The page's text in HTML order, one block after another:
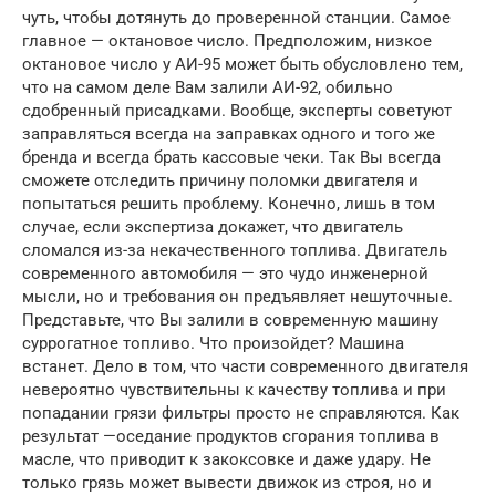
чуть, чтобы дотянуть до проверенной станции. Самое
главное — октановое число. Предположим, низкое
октановое число у АИ-95 может быть обусловлено тем,
что на самом деле Вам залили АИ-92, обильно
сдобренный присадками. Вообще, эксперты советуют
заправляться всегда на заправках одного и того же
бренда и всегда брать кассовые чеки. Так Вы всегда
сможете отследить причину поломки двигателя и
попытаться решить проблему. Конечно, лишь в том
случае, если экспертиза докажет, что двигатель
сломался из-за некачественного топлива. Двигатель
современного автомобиля — это чудо инженерной
мысли, но и требования он предъявляет нешуточные.
Представьте, что Вы залили в современную машину
суррогатное топливо. Что произойдет? Машина
встанет. Дело в том, что части современного двигателя
невероятно чувствительны к качеству топлива и при
попадании грязи фильтры просто не справляются. Как
результат —оседание продуктов сгорания топлива в
масле, что приводит к закоксовке и даже удару. Не
только грязь может вывести движок из строя, но и